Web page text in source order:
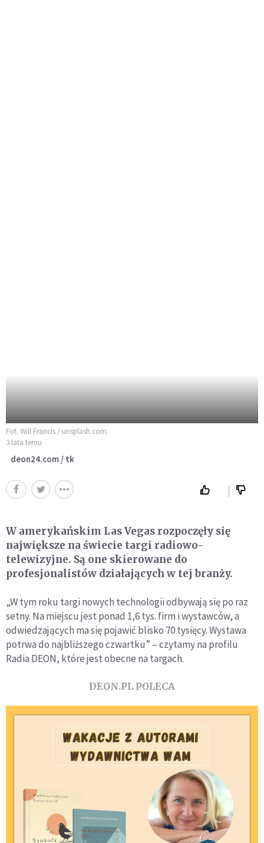
Fot. Will Francis / unsplash.com
3 lata temu
deon24.com / tk
W amerykańskim Las Vegas rozpoczęły się
największe na świecie targi radiowo-
telewizyjne. Są one skierowane do
profesjonalistów działających w tej branży.
„W tym roku targi nowych technologii odbywają się po raz
setny. Na miejscu jest ponad 1,6 tys. firm i wystawców, a
odwiedzających ma się pojawić blisko 70 tysięcy. Wystawa
potrwa do najbliższego czwartku” – czytamy na profilu
Radia DEON, które jest obecne na targach.
DEON.PL POLECA